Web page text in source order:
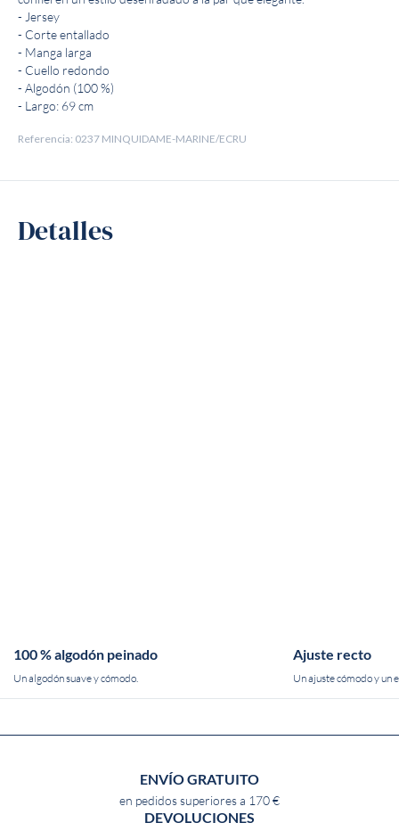
- Jersey
- Corte entallado
- Manga larga
- Cuello redondo
- Algodón (100 %)
- Largo: 69 cm
Referencia: 0237 MINQUIDAME-MARINE/ECRU
Detalles
100 % algodón peinado
Un algodón suave y cómodo.
Ajuste recto
Un ajuste cómodo y un
ENVÍO GRATUITO
en pedidos superiores a 170 €
DEVOLUCIONES